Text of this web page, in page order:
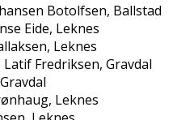
Botolfsen, Ballstad
Eide, Leknes
Leknes
Fredriksen, Gravdal
Leknes